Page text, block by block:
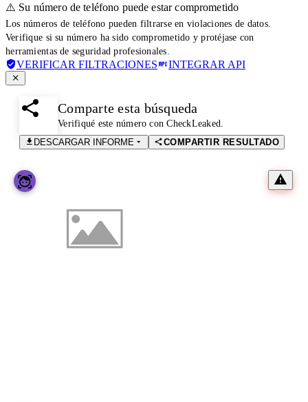
⚠️ Su número de teléfono puede estar comprometido
Los números de teléfono pueden filtrarse en violaciones de datos.
Verifique si su número ha sido comprometido y protéjase con
herramientas de seguridad profesionales.
VERIFICAR FILTRACIONES INTEGRAR API
Comparte esta búsqueda
Verifiqué este número con CheckLeaked.
DESCARGAR INFORME
COMPARTIR RESULTADO